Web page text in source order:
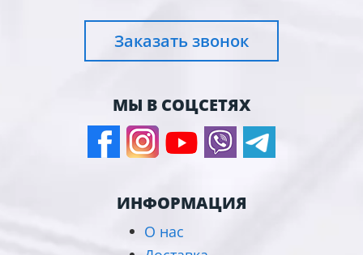
Заказать звонок
МЫ В СОЦСЕТЯХ
ИНФОРМАЦИЯ
О нас